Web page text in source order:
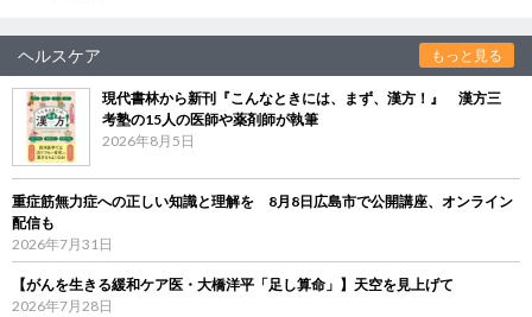
ヘルスケア もっと見る
現代書林から新刊『こんなときには、まず、漢方！』 漢方三
考塾の15人の医師や薬剤師が執筆
2026年8月5日
重症筋無力症への正しい知識と理解を 8月8日広島市で公開講座、オンライン
配信も
2026年7月31日
【がんを生きる緩和ケア医・大橋洋平「足し算命」】天空を見上げて
2026年7月28日